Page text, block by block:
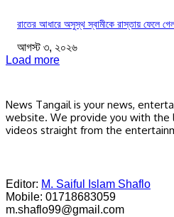
রাতের আধারে অসুস্থ স্বামীকে রাস্তায় ফেলে গেল
আগস্ট ৩, ২০২৬
Load more
News Tangail is your news,
website. We provide you with the
videos straight from the
Editor: M. Saiful Islam Shaflo
Mobile: 01718683059
m.shaflo99@gmail.com